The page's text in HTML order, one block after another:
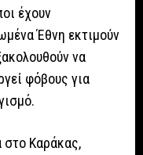
έχουν
Έθνη εκτιμούν
να
φόβους για
στο Καράκας,